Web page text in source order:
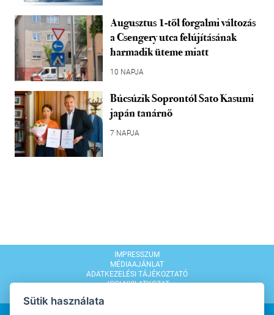
Augusztus 1-től forgalmi változás
a Csengery utca felújításának
harmadik üteme miatt
10 NAPJA
Búcsúzik Soprontól Sato Kasumi
japán tanárnő
7 NAPJA
IMPRESSZUM
MÉDIAAJÁNLAT
ADATKEZELÉSI TÁJÉKOZTATÓ
JOGI NYILATKOZAT
Sütik használata